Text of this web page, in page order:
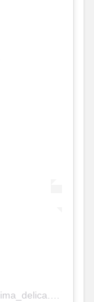
SHIMA DELI〜DELICA&DELIVERY〜(@shima_delica.delivery)がシェアした投稿